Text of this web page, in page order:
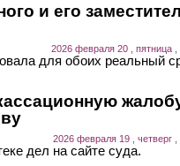
и его
2026 февраля 20 , пятница ,
для обоих реальный
2026 февраля 19 , четверг ,
дел на сайте суда.